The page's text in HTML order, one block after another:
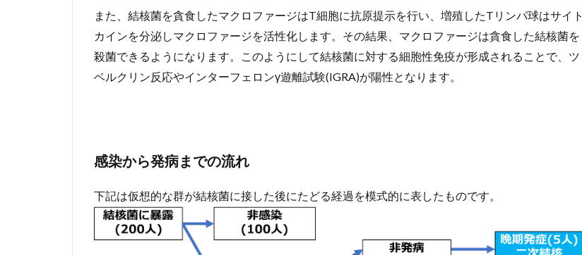
また、結核菌を貪食したマクロファージはT細胞に抗原提示を行い、増殖したTリンパ球はサイト
カインを分泌しマクロファージを活性化します。その結果、マクロファージは貪食した結核菌を
殺菌できるようになります。このようにして結核菌に対する細胞性免疫が形成されることで、ツ
ベルクリン反応やインターフェロンγ遊離試験(IGRA)が陽性となります。
感染から発病までの流れ
下記は仮想的な群が結核菌に接した後にたどる経過を模式的に表したものです。